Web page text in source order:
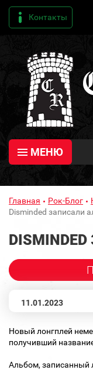
Контакты
МЕНЮ
Главная Рок-Блог
Disminded записали
11.01.2023
Новый лонгплей
получивший
Альбом, записанный